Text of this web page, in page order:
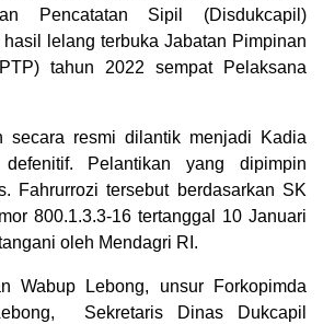
Pencatatan Sipil (Disdukcapil)
lelang terbuka Jabatan Pimpinan
tahun 2022 sempat Pelaksana
secara resmi dilantik menjadi Kadia
Pelantikan yang dipimpin
Fahrurrozi tersebut berdasarkan SK
800.1.3.3-16 tertanggal 10 Januari
oleh Mendagri RI.
Wabup Lebong, unsur Forkopimda
Sekretaris Dinas Dukcapil